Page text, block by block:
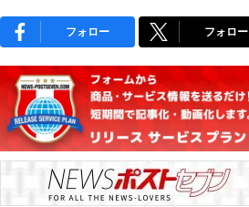
フォロー フォロー